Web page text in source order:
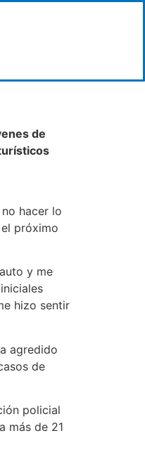
de
hacer lo
próximo
y me
hizo sentir
agredido
de
policial
más de 21